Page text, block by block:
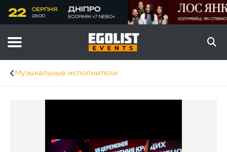
Музыкальные исполнители